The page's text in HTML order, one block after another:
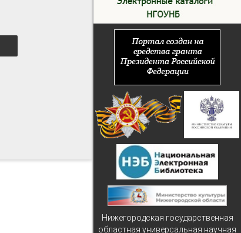
Нижегородская государственная
областная универсальная научная